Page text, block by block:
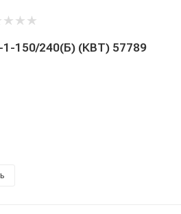
150/240(Б) (КВТ) 57789